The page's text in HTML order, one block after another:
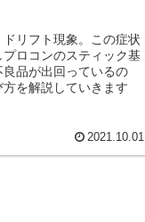
リフト現象。この症状
ロコンのスティック基
品が出回っているの
を解説していきます
2021.10.01